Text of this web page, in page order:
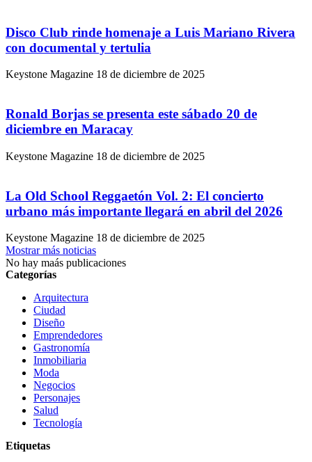
Disco Club rinde homenaje a Luis Mariano Rivera
con documental y tertulia
Keystone Magazine 18 de diciembre de 2025
Ronald Borjas se presenta este sábado 20 de
diciembre en Maracay
Keystone Magazine 18 de diciembre de 2025
La Old School Reggaetón Vol. 2: El concierto
urbano más importante llegará en abril del 2026
Keystone Magazine 18 de diciembre de 2025
Mostrar más noticias
No hay maás publicaciones
Categorías
Arquitectura
Ciudad
Diseño
Emprendedores
Gastronomía
Inmobiliaria
Moda
Negocios
Personajes
Salud
Tecnología
Etiquetas